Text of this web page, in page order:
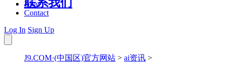
Blog
Contact
Log In Sign Up
J9.COM·(中国区)官方网站 > ai资讯 >